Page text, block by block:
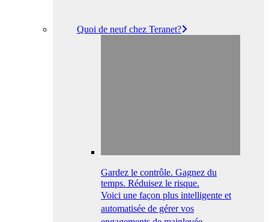
Quoi de neuf chez Teranet?
Gardez le contrôle. Gagnez du
temps. Réduisez le risque.
Voici une façon plus intelligente et
automatisée de gérer vos